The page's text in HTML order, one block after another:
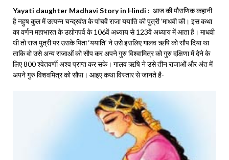
Yayati daughter Madhavi Story in Hindi : आज की पौराणिक कहानी
है नहुष कुल में उत्पन्न चन्द्रवंश के पांचवें राजा ययाति की पुत्री ‘माधवी की। इस कथा
का वर्णन महाभारत के उद्योगपर्व के 106वें अध्याय से 123वें अध्याय में आता है। माधवी
थी तो राज पुत्री पर उसके पिता ‘ययाति’ ने उसे इसलिए गालव ऋषि को सौप दिया था
ताकि वो उसे अन्य राजाओं को सौप कर अपने गुरु विश्वामित्र को गुरु दक्षिणा में देने के
लिए 800 श्वेतवर्णी अश्व प्राप्त कर सके। गालव ऋषि ने उसे तीन राजाओं और अंत में
अपने गुरु विशवमित्र को सौपा। आइए कथा विस्तार से जानते है-